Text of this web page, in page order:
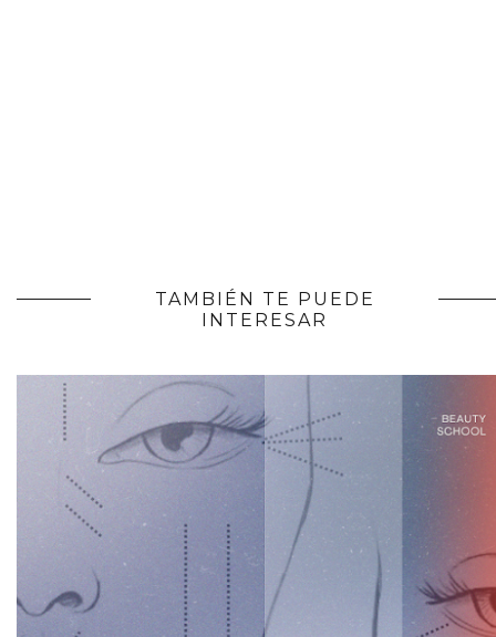
TAMBIÉN TE PUEDE
INTERESAR